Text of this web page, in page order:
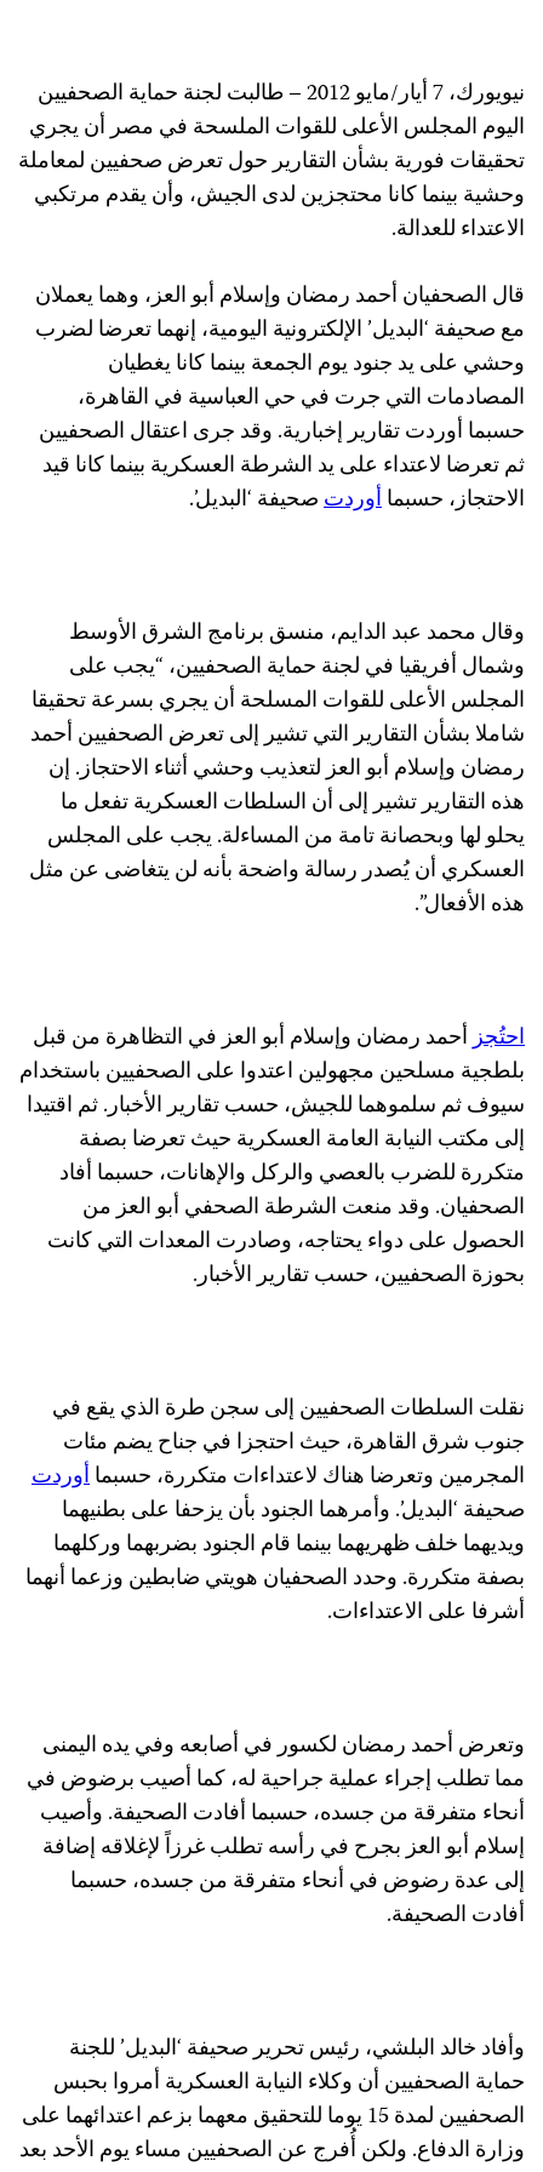
نيويورك، 7 أيار/مايو 2012 – طالبت لجنة حماية الصحفيين
اليوم المجلس الأعلى للقوات الملسحة في مصر أن يجري
تحقيقات فورية بشأن التقارير حول تعرض صحفيين لمعاملة
وحشية بينما كانا محتجزين لدى الجيش، وأن يقدم مرتكبي
الاعتداء للعدالة.
قال الصحفيان أحمد رمضان وإسلام أبو العز، وهما يعملان
مع صحيفة ‘البديل’ الإلكترونية اليومية، إنهما تعرضا لضرب
وحشي على يد جنود يوم الجمعة بينما كانا يغطيان
المصادمات التي جرت في حي العباسية في القاهرة،
حسبما أوردت تقارير إخبارية. وقد جرى اعتقال الصحفيين
ثم تعرضا لاعتداء على يد الشرطة العسكرية بينما كانا قيد
الاحتجاز، حسبماأوردتصحيفة ‘البديل’.
وقال محمد عبد الدايم، منسق برنامج الشرق الأوسط
وشمال أفريقيا في لجنة حماية الصحفيين، “يجب على
المجلس الأعلى للقوات المسلحة أن يجري بسرعة تحقيقا
شاملا بشأن التقارير التي تشير إلى تعرض الصحفيين أحمد
رمضان وإسلام أبو العز لتعذيب وحشي أثناء الاحتجاز. إن
هذه التقارير تشير إلى أن السلطات العسكرية تفعل ما
يحلو لها وبحصانة تامة من المساءلة. يجب على المجلس
العسكري أن يُصدر رسالة واضحة بأنه لن يتغاضى عن مثل
هذه الأفعال”.
احتُجزأحمد رمضان وإسلام أبو العز في التظاهرة من قبل
بلطجية مسلحين مجهولين اعتدوا على الصحفيين باستخدام
سيوف ثم سلموهما للجيش، حسب تقارير الأخبار. ثم اقتيدا
إلى مكتب النيابة العامة العسكرية حيث تعرضا بصفة
متكررة للضرب بالعصي والركل والإهانات، حسبما أفاد
الصحفيان. وقد منعت الشرطة الصحفي أبو العز من
الحصول على دواء يحتاجه، وصادرت المعدات التي كانت
بحوزة الصحفيين، حسب تقارير الأخبار.
نقلت السلطات الصحفيين إلى سجن طرة الذي يقع في
جنوب شرق القاهرة، حيث احتجزا في جناح يضم مئات
المجرمين وتعرضا هناك لاعتداءات متكررة، حسبماأوردت
صحيفة ‘البديل’. وأمرهما الجنود بأن يزحفا على بطنيهما
ويديهما خلف ظهريهما بينما قام الجنود بضربهما وركلهما
بصفة متكررة. وحدد الصحفيان هويتي ضابطين وزعما أنهما
أشرفا على الاعتداءات.
وتعرض أحمد رمضان لكسور في أصابعه وفي يده اليمنى
مما تطلب إجراء عملية جراحية له، كما أصيب برضوض في
أنحاء متفرقة من جسده، حسبما أفادت الصحيفة. وأصيب
إسلام أبو العز بجرح في رأسه تطلب غرزاً لإغلاقه إضافة
إلى عدة رضوض في أنحاء متفرقة من جسده، حسبما
أفادت الصحيفة.
وأفاد خالد البلشي، رئيس تحرير صحيفة ‘البديل’ للجنة
حماية الصحفيين أن وكلاء النيابة العسكرية أمروا بحبس
الصحفيين لمدة 15 يوما للتحقيق معهما بزعم اعتدائهما على
وزارة الدفاع. ولكن أُفرج عن الصحفيين مساء يوم الأحد بعد